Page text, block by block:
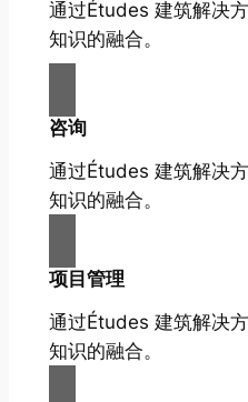
通过Études 建筑解决
知识的融合。
咨询
通过Études 建筑解决
知识的融合。
项目管理
通过Études 建筑解决
知识的融合。